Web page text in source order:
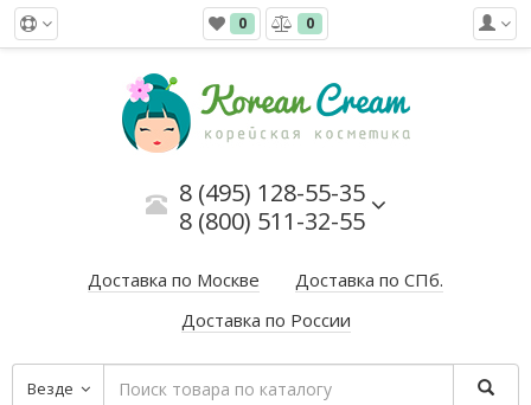
0 0
8 (495) 128-55-35
8 (800) 511-32-55
Доставка по Москве
Доставка по СПб.
Доставка по России
Везде